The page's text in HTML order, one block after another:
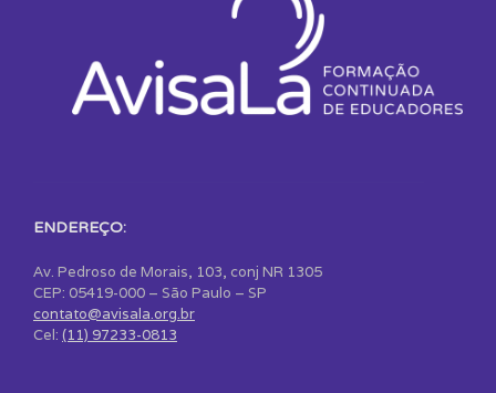
ENDEREÇO:
Av. Pedroso de Morais, 103, conj NR 1305
CEP: 05419-000 – São Paulo – SP
contato@avisala.org.br
Cel: (11) 97233-0813